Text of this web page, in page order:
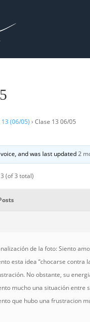
13 (06/05) › Clase 13 06/05
and was last updated2
(of 3 total)
de la foto: Siento
esta idea “chocarse contra
No obstante, su
mucho una situación entre
que hubo una frustracion